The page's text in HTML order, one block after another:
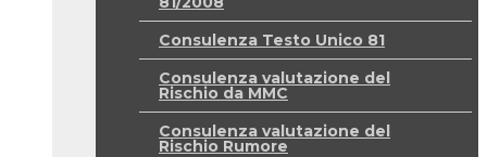
Consulenza Testo Unico 81
Consulenza valutazione del
Rischio da MMC
Consulenza valutazione del
Rischio Rumore